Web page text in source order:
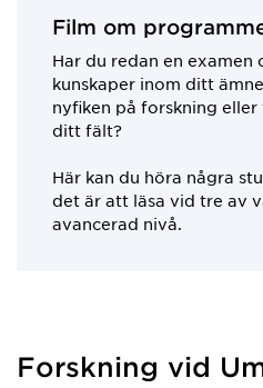
Film om
Har du redan en
kunskaper inom ditt
nyfiken på forskning
ditt fält?
Här kan du höra några
det är att läsa vid tre av
avancerad nivå.
Har hämtat
Forskning vid